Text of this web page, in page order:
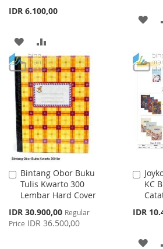
IDR 6.100,00
ADD
TO
WISH
LIST
TO
COMPARE
Bintang Obor Buku
Tulis Kwarto 300
Lembar Hard Cover
Special
Price
IDR 30.900,00 Regular
Price IDR 36.500,00
Add
to
Cart
KC
IDR
Add
to
Cart